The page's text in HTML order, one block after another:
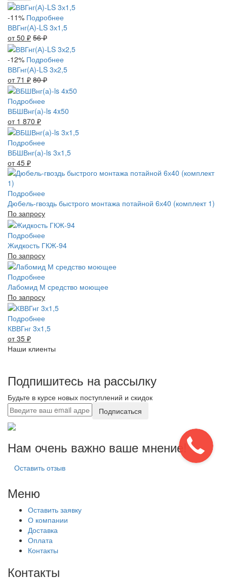
-11% Подробнее
ВВГнг(А)-LS 3х1,5
от 50 ₽ 56₽
-12% Подробнее
ВВГнг(А)-LS 3х2,5
от 71 ₽ 80₽
Подробнее
ВБШВнг(а)-ls 4x50
от 1 870 ₽
Подробнее
ВБШВнг(а)-ls 3х1,5
от 45 ₽
Подробнее
Дюбель-гвоздь быстрого монтажа потайной 6х40 (комплект 1)
По запросу
Подробнее
Жидкость ГКЖ-94
По запросу
Подробнее
Лабомид М средство моющее
По запросу
Подробнее
КВВГнг 3х1,5
от 35 ₽
Наши клиенты
Подпишитесь на рассылку
Будьте в курсе новых поступлений и скидок
Подписаться
Нам очень важно ваше мнение!
Оставить отзыв
Меню
Оставить заявку
О компании
Доставка
Оплата
Контакты
Контакты